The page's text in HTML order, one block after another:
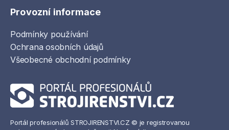
Provozní informace
Podmínky používání
Ochrana osobních údajů
Všeobecné obchodní podmínky
Portál profesionálů STROJIRENSTVI.CZ © je registrovanou